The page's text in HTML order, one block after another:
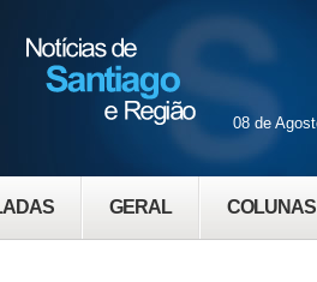
GERAL COLUNAS
08 de